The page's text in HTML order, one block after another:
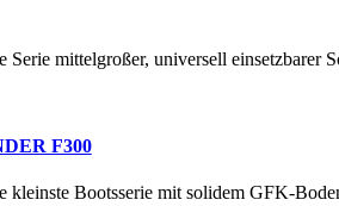
mittelgroßer, universell einsetzbarer
F300
Bootsserie mit solidem GFK-